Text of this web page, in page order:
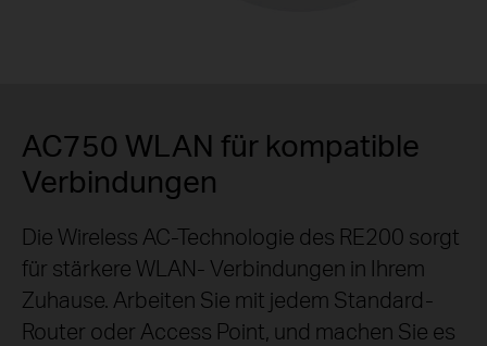
AC750 WLAN für kompatible
Verbindungen
Die Wireless AC-Technologie des RE200 sorgt
für stärkereWLAN- Verbindungen in Ihrem
Zuhause. Arbeiten Sie mit jedem Standard-
Router oder Access Point, und machen Sie es